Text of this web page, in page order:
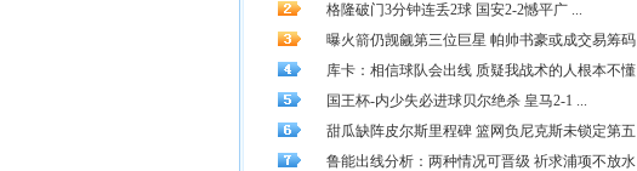
格隆破门3分钟连丢2球 国安2-2憾平广 ...
曝火箭仍觊觎第三位巨星 帕帅书豪或成交易筹码
库卡：相信球队会出线 质疑我战术的人根本不懂
国王杯-内少失必进球贝尔绝杀 皇马2-1 ...
甜瓜缺阵皮尔斯里程碑 篮网负尼克斯未锁定第五
鲁能出线分析：两种情况可晋级 祈求浦项不放水